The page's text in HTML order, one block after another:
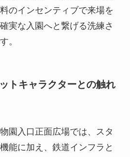
のインセンティブで来場を
実な入園へと繋げる洗練さ
。
トキャラクターとの触れ
園入口正面広場では、スタ
能に加え、鉄道インフラと